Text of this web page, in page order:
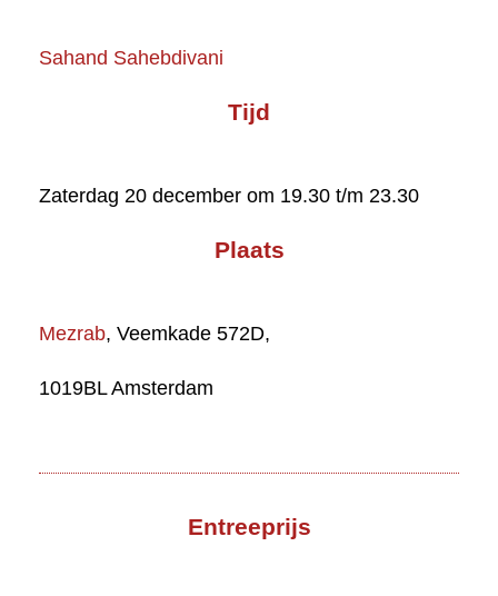
Sahand Sahebdivani
Tijd
Zaterdag 20 december om 19.30 t/m 23.30
Plaats
Mezrab, Veemkade 572D,
1019BL Amsterdam
Entreeprijs